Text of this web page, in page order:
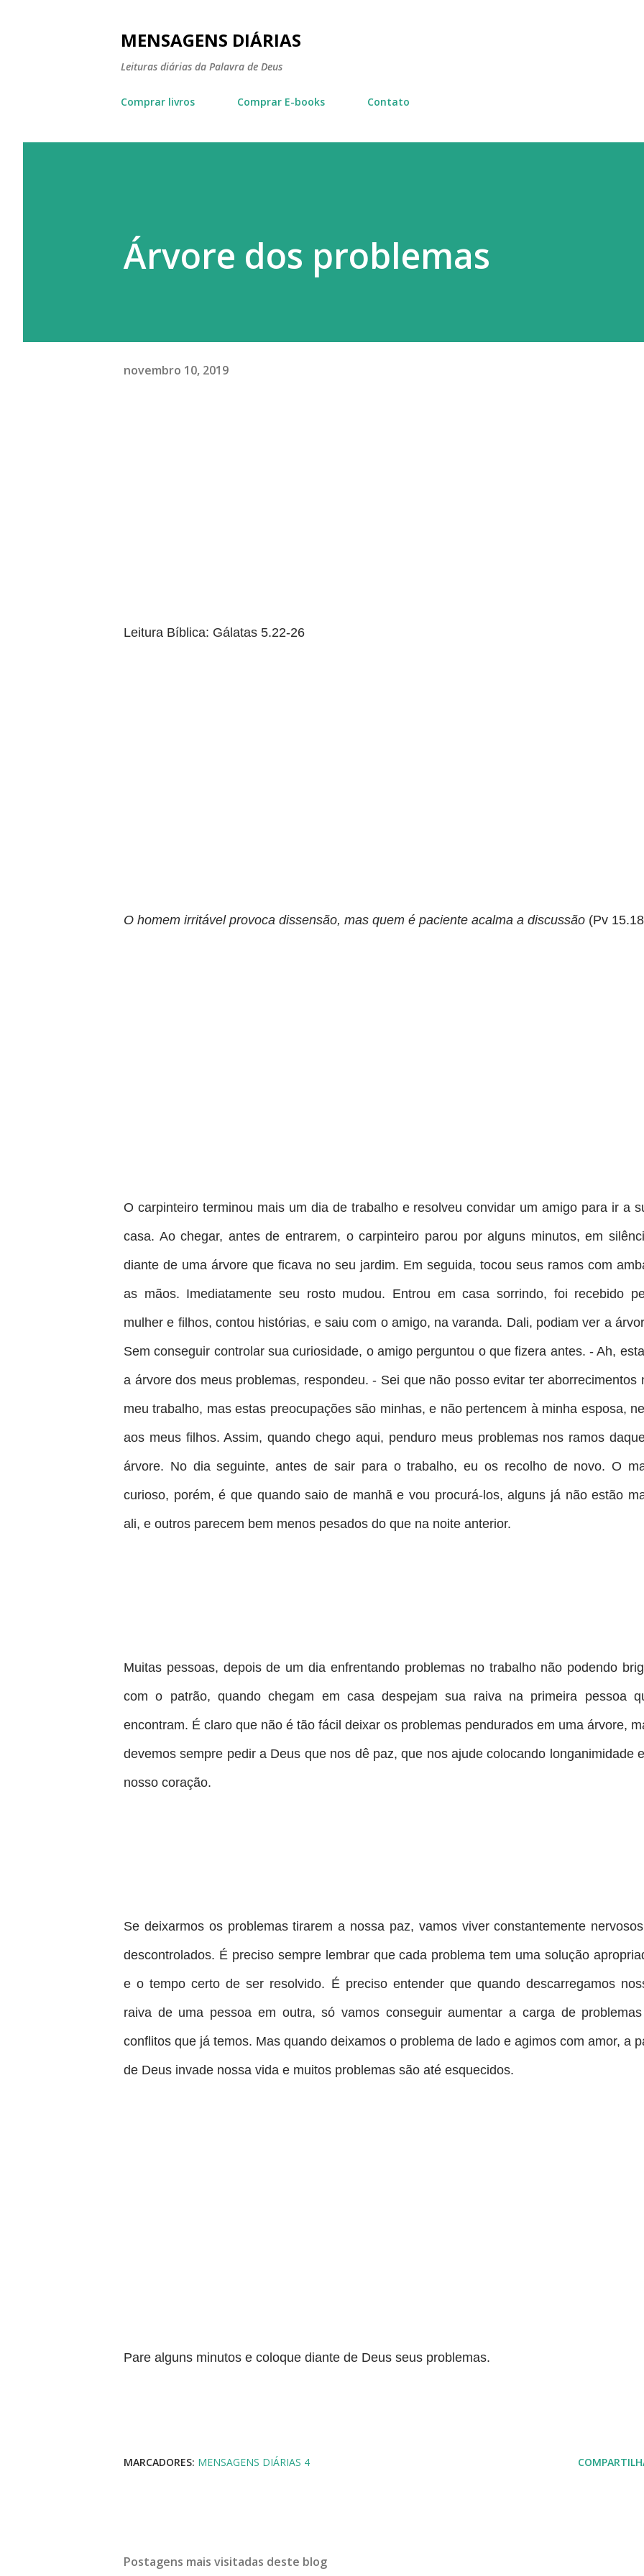
MENSAGENS DIÁRIAS
Leituras diárias da Palavra de Deus
Comprar livros Comprar E-books Contato
Árvore dos problemas
novembro 10, 2019
Leitura Bíblica: Gálatas 5.22-26
O homem irritável provoca dissensão, mas quem é paciente acalma a discussão (Pv
O carpinteiro terminou mais um dia de trabalho e resolveu convidar um amigo para ir a
casa. Ao chegar, antes de entrarem, o carpinteiro parou por alguns minutos, em
diante de uma árvore que ficava no seu jardim. Em seguida, tocou seus ramos com
as mãos. Imediatamente seu rosto mudou. Entrou em casa sorrindo, foi recebido
mulher e filhos, contou histórias, e saiu com o amigo, na varanda. Dali, podiam ver a
Sem conseguir controlar sua curiosidade, o amigo perguntou o que fizera antes. - Ah,
a árvore dos meus problemas, respondeu. - Sei que não posso evitar ter aborrecimentos
meu trabalho, mas estas preocupações são minhas, e não pertencem à minha esposa,
aos meus filhos. Assim, quando chego aqui, penduro meus problemas nos ramos
árvore. No dia seguinte, antes de sair para o trabalho, eu os recolho de novo. O
curioso, porém, é que quando saio de manhã e vou procurá-los, alguns já não estão
ali, e outros parecem bem menos pesados do que na noite anterior.
Muitas pessoas, depois de um dia enfrentando problemas no trabalho não podendo
com o patrão, quando chegam em casa despejam sua raiva na primeira pessoa
encontram. É claro que não é tão fácil deixar os problemas pendurados em uma árvore,
devemos sempre pedir a Deus que nos dê paz, que nos ajude colocando longanimidade
nosso coração.
Se deixarmos os problemas tirarem a nossa paz, vamos viver constantemente
descontrolados. É preciso sempre lembrar que cada problema tem uma solução
e o tempo certo de ser resolvido. É preciso entender que quando descarregamos
raiva de uma pessoa em outra, só vamos conseguir aumentar a carga de
conflitos que já temos. Mas quando deixamos o problema de lado e agimos com amor, a
de Deus invade nossa vida e muitos problemas são até esquecidos.
Pare alguns minutos e coloque diante de Deus seus problemas.
MARCADORES: MENSAGENS DIÁRIAS 4
Postagens mais visitadas deste blog